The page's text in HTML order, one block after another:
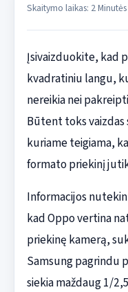
Skaitymo laikas: 2 Minutės
Įsivaizduokite, kad
kvadratiniu langu,
nereikia nei
Būtent toks
kuriame teigiama,
formato priekinį
Informacijos
kad Oppo vertina
priekinę kamerą,
Samsung pagrindu
siekia maždaug 1/